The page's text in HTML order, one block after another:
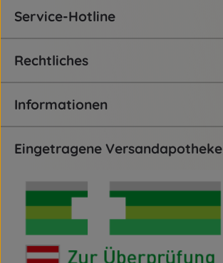
Service-Hotline
Rechtliches
Informationen
Eingetragene Versandapotheke